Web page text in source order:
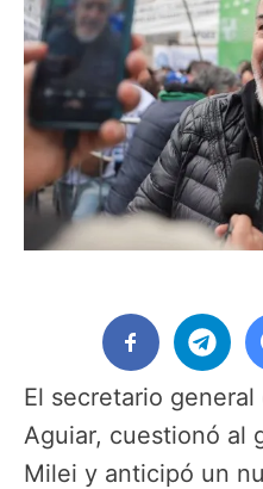
El secretario general
Aguiar, cuestionó al
Milei y anticipó un